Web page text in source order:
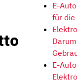
E-
für die
E-